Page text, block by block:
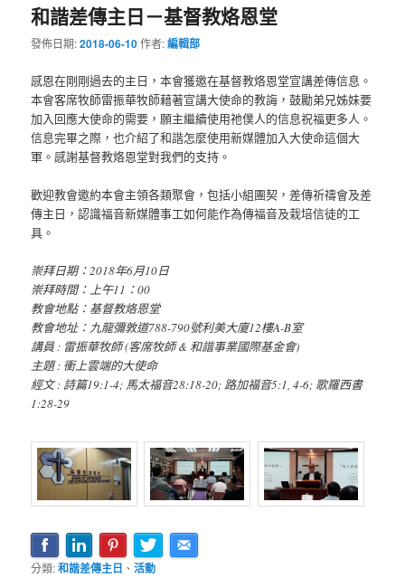
和諧差傳主日－基督教烙恩堂
發佈日期:2018-06-10作者:編輯部
感恩在剛剛過去的主日，本會獲邀在基督教烙恩堂宣講差傳信息。
本會客席牧師雷振華牧師藉著宣講大使命的教誨，鼓勵弟兄姊妹要
加入回應大使命的需要，願主繼續使用祂僕人的信息祝福更多人。
信息完畢之際，也介紹了和諧怎麼使用新媒體加入大使命這個大
軍。感謝基督教烙恩堂對我們的支持。
歡迎教會邀約本會主領各類聚會，包括小組團契，差傳祈禱會及差
傳主日，認識福音新媒體事工如何能作為傳福音及栽培信徒的工
具。
崇拜日期：2018年6月10日
崇拜時間：上午11：00
教會地點：基督教烙恩堂
教會地址：九龍彌敦道788-790號利美大廈12樓A-B室
講員 : 雷振華牧師 (客席牧師 & 和諧事業國際基金會)​
主題 : 衝上雲端的大使命
經文 : 詩篇19:1-4; 馬太福音28:18-20; 路加福音5:1, 4-6; 歌羅西書
1:28-29
分類:和諧差傳主日 、活動